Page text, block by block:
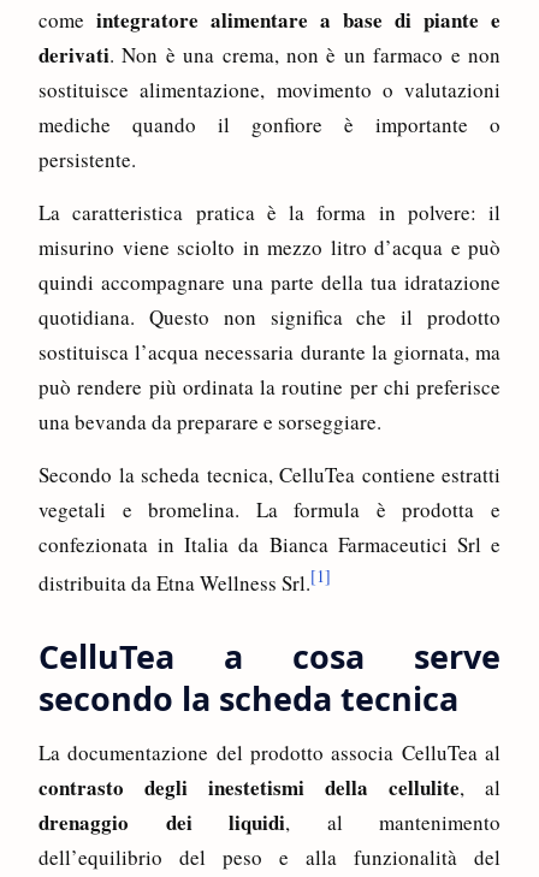
come integratore alimentare a base di piante e
derivati. Non è una crema, non è un farmaco e non
sostituisce alimentazione, movimento o valutazioni
mediche quando il gonfiore è importante o
persistente.
La caratteristica pratica è la forma in polvere: il
misurino viene sciolto in mezzo litro d’acqua e può
quindi accompagnare una parte della tua idratazione
quotidiana. Questo non significa che il prodotto
sostituisca l’acqua necessaria durante la giornata, ma
può rendere più ordinata la routine per chi preferisce
una bevanda da preparare e sorseggiare.
Secondo la scheda tecnica, CelluTea contiene estratti
vegetali e bromelina. La formula è prodotta e
confezionata in Italia da Bianca Farmaceutici Srl e
distribuita da Etna Wellness Srl.[1]
CelluTea a cosa serve
secondo la scheda tecnica
La documentazione del prodotto associa CelluTea al
contrasto degli inestetismi della cellulite, al
drenaggio dei liquidi, al mantenimento
dell’equilibrio del peso e alla funzionalità del